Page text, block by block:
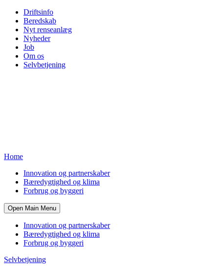
Driftsinfo
Beredskab
Nyt renseanlæg
Nyheder
Job
Om os
Selvbetjening
Home
Innovation og partnerskaber
Bæredygtighed og klima
Forbrug og byggeri
Open Main Menu
Innovation og partnerskaber
Bæredygtighed og klima
Forbrug og byggeri
Selvbetjening